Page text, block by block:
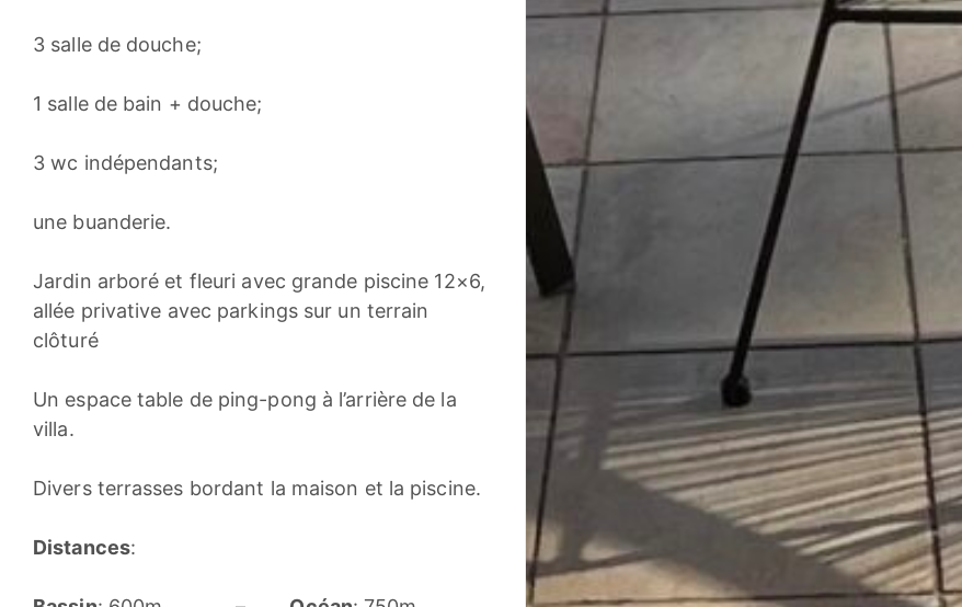
3 salle de douche;
1 salle de bain + douche;
3 wc indépendants;
une buanderie.
Jardin arboré et fleuri avec grande piscine 12×6,
allée privative avec parkings sur un terrain
clôturé
Un espace table de ping-pong à l’arrière de la
villa.
Divers terrasses bordant la maison et la piscine.
Distances: